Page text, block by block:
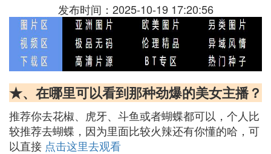
发布时间：2025-10-19 17:20:56
★、在哪里可以看到那种劲爆的美女主播？
推荐你去花椒、虎牙、斗鱼或者蝴蝶都可以，个人比
较推荐去蝴蝶，因为里面比较火辣还有你懂的哈，可
以直接 点击这里去观看